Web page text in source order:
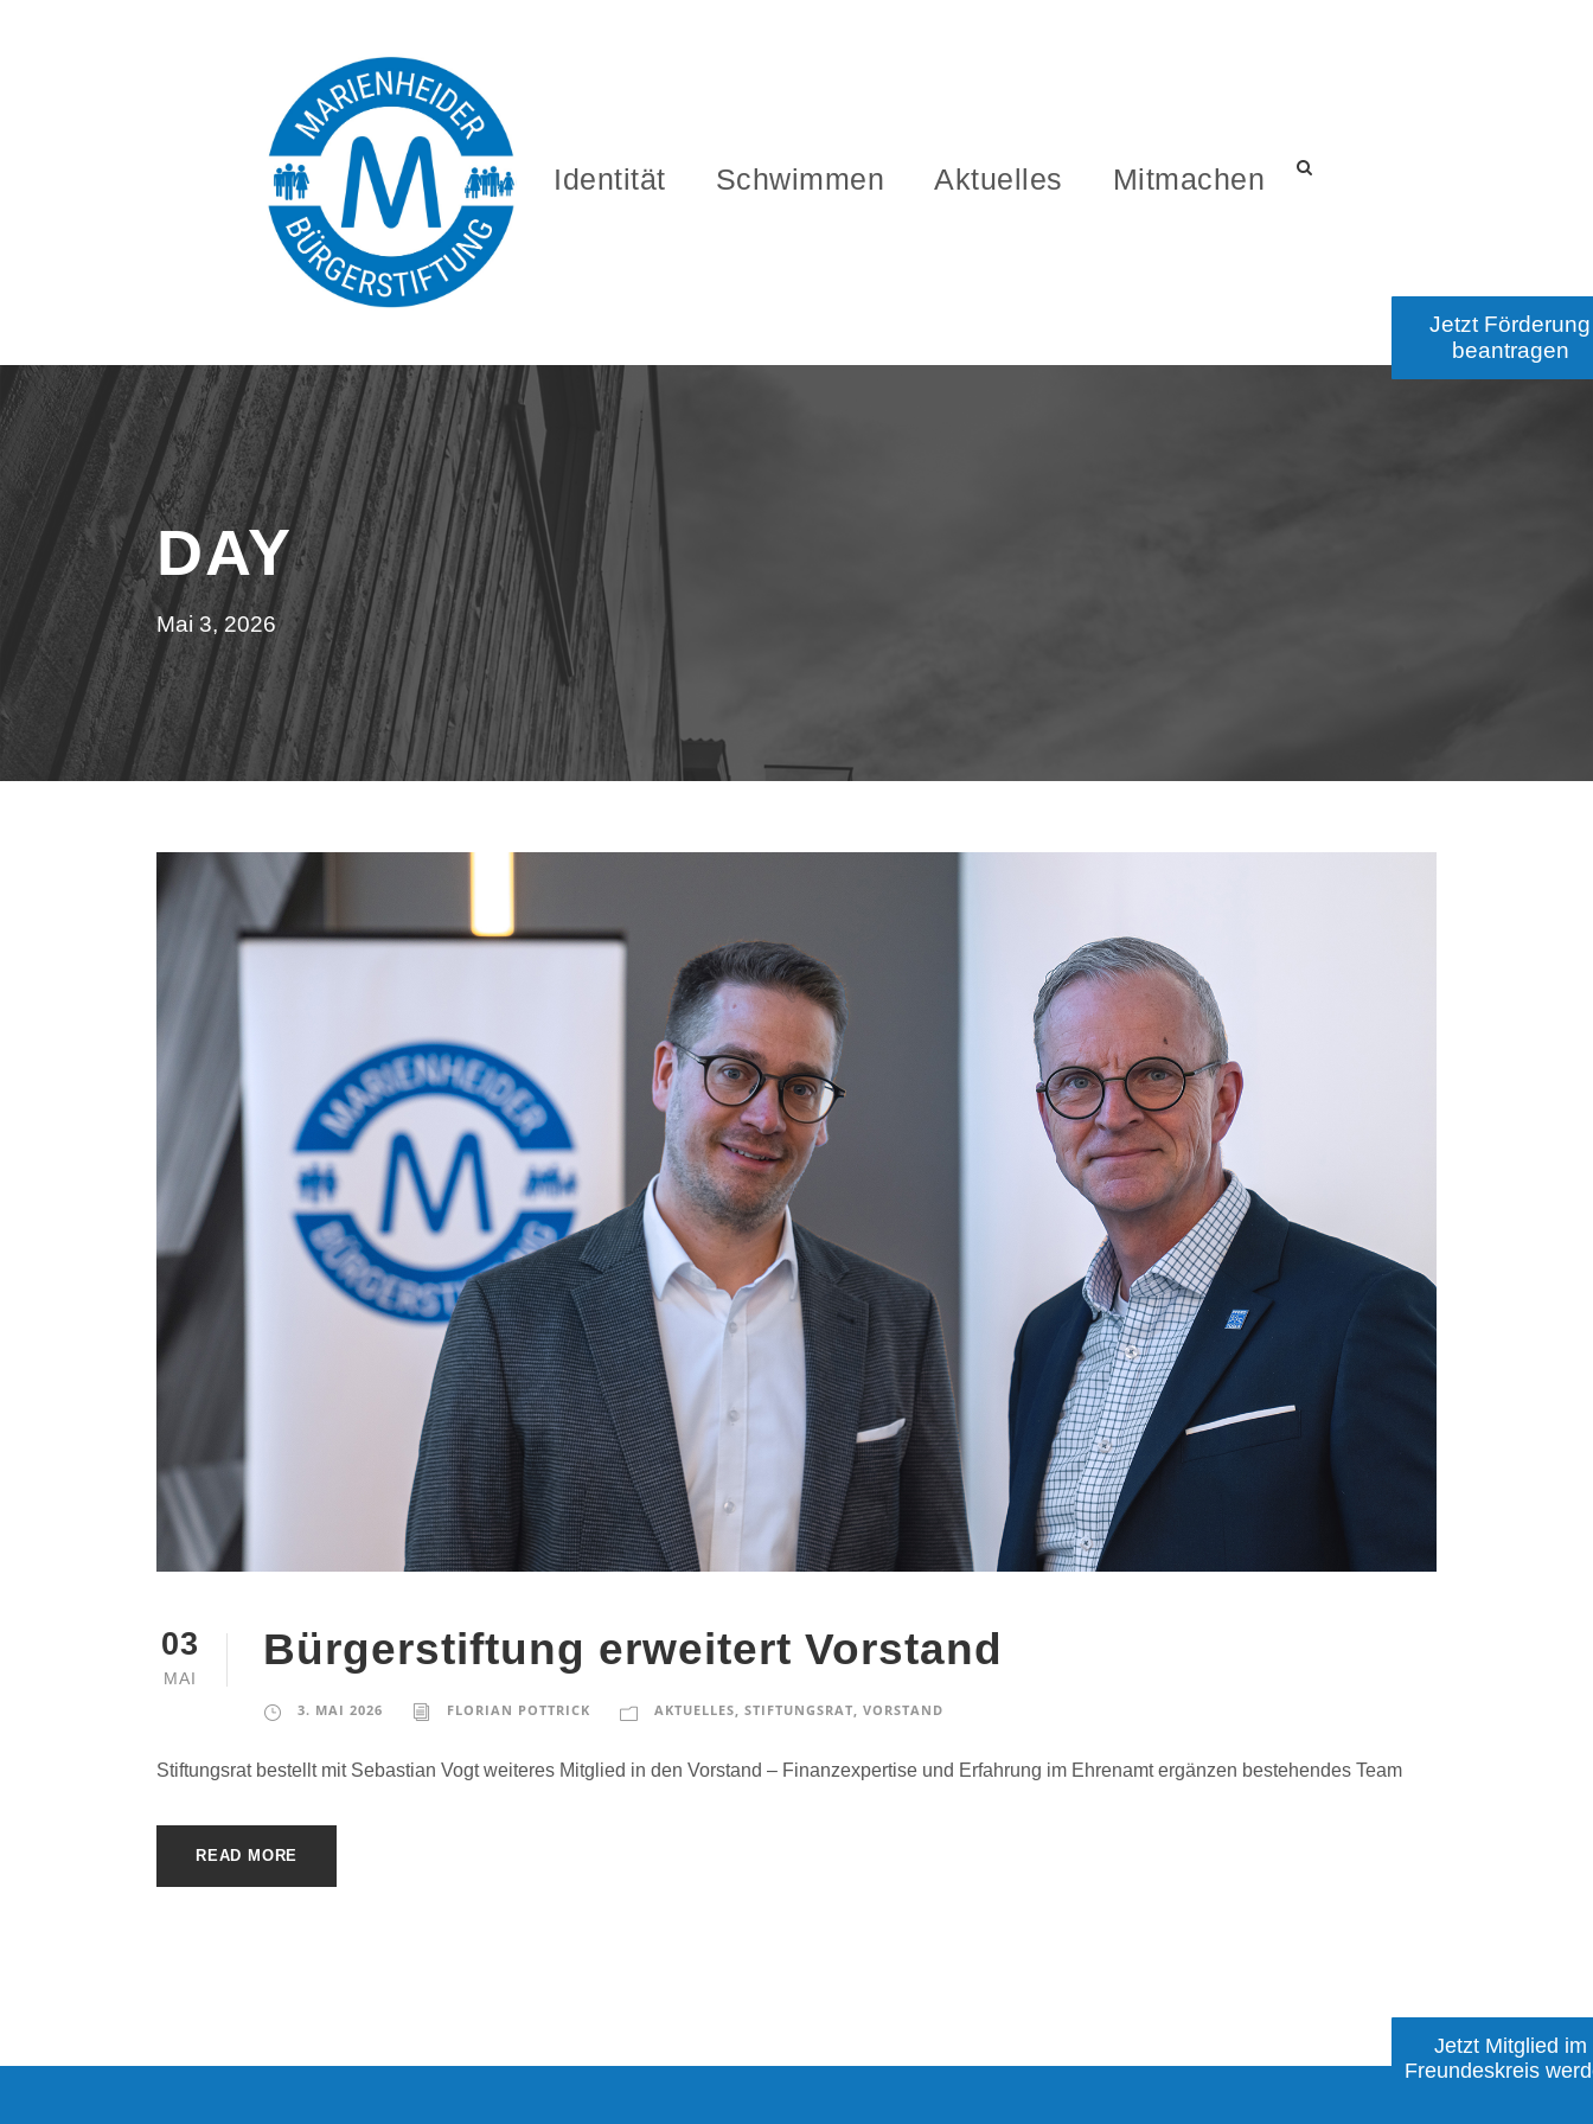
Identität Schwimmen Aktuelles Mitmachen
DAY
Mai 3, 2026
03
MAI
Bürgerstiftung erweitert Vorstand
3. MAI 2026 FLORIAN POTTRICK AKTUELLES, STIFTUNGSRAT, VORSTAND
Stiftungsrat bestellt mit Sebastian Vogt weiteres Mitglied in den Vorstand – Finanzexpertise und Erfahrung im Ehrenamt ergänzen bestehendes Team
READ MORE
Jetzt Förderung
beantragen
Jetzt Mitglied im
Freundeskreis